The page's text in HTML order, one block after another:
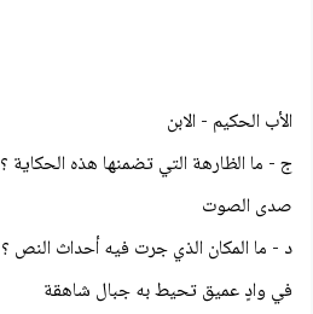
الأب الحكيم - الابن
ج - ما الظارهة التي تضمنها هذه الحكاية ؟
صدى الصوت
د - ما المكان الذي جرت فيه أحداث النص ؟
في وادٍ عميق تحيط به جبال شاهقة